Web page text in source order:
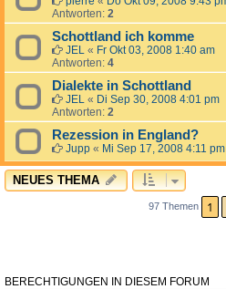
Antworten: 2
Schottland ich komme
JEL « Fr Okt 03, 2008 1:40 am
Antworten: 4
Dialekte in Schottland
JEL « Di Sep 30, 2008 4:01 pm
Antworten: 2
Rezession in England?
Jupp « Mi Sep 17, 2008 4:11 pm
NEUES THEMA
97 Themen 1
BERECHTIGUNGEN IN DIESEM FORUM